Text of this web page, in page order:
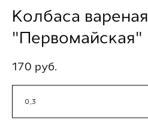
Колбаса вареная
"Первомайская"
170 pуб.
0,3